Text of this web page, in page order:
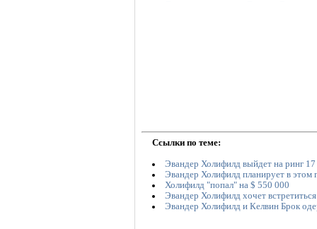
Ссылки по теме:
Эвандер Холифилд выйдет на ринг 17
Эвандер Холифилд планирует в этом
Холифилд "попал" на $ 550 000
Эвандер Холифилд хочет
Эвандер Холифилд и Келвин Брок